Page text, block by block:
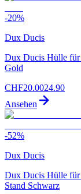
-20%
Dux Ducis
Dux Ducis Hülle für
Gold
CHF20.0024.90
Ansehen
-52%
Dux Ducis
Dux Ducis Hülle für
Stand Schwarz